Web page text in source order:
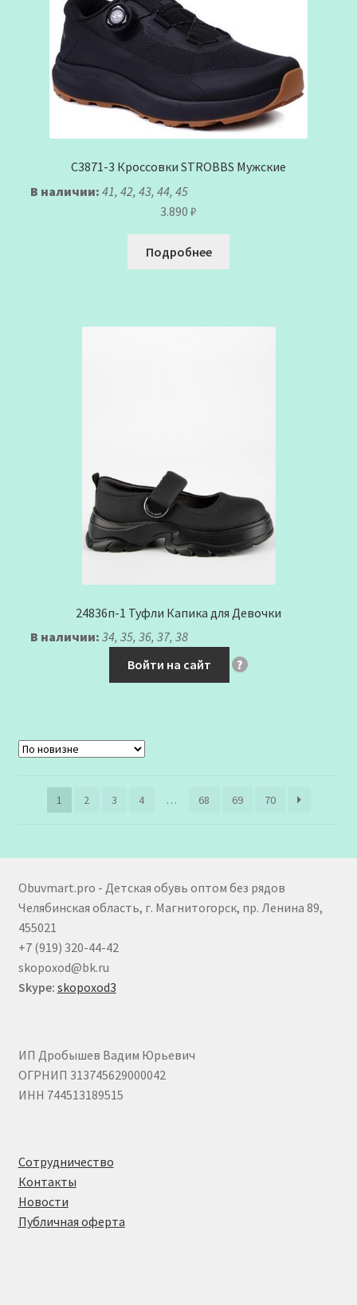
C3871-3 Кроссовки STROBBS Мужские
В наличии: 41, 42, 43, 44, 45
3.890 ₽
Подробнее
24836п-1 Туфли Капика для Девочки
В наличии: 34, 35, 36, 37, 38
Войти на сайт
?
1 2 3 4 … 68 69 70
Obuvmart.pro - Детская обувь оптом без рядов
Челябинская область, г. Магнитогорск, пр. Ленина 89,
455021
+7 (919) 320-44-42
skopoxod@bk.ru
Skype: skopoxod3
ИП Дробышев Вадим Юрьевич
ОГРНИП 313745629000042
ИНН 744513189515
Сотрудничество
Контакты
Новости
Публичная оферта